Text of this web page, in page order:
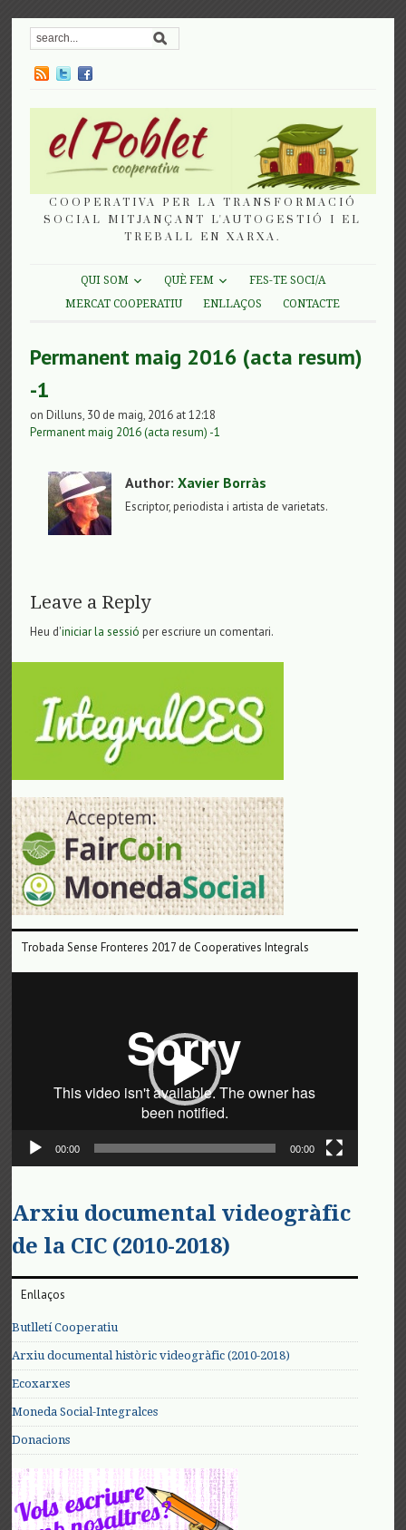
COOPERATIVA PER LA TRANSFORMACIÓ
SOCIAL MITJANÇANT L'AUTOGESTIÓ I EL
TREBALL EN XARXA.
QUI SOM QUÈ FEM
FES-TE SOCI/A
MERCAT COOPERATIU
ENLLAÇOS CONTACTE
Permanent maig 2016 (acta resum)
-1
on Dilluns, 30 de maig, 2016 at 12:18
Permanent maig 2016 (acta resum) -1
Author:Xavier Borràs
Escriptor, periodista i artista de varietats.
Leave a Reply
Heu d'iniciar la sessió per escriure un comentari.
Trobada Sense Fronteres 2017 de Cooperatives Integrals
00:00 00:00
Arxiu documental videogràfic
de la CIC (2010-2018)
Enllaços
Butlletí Cooperatiu
Arxiu documental històric videogràfic (2010-2018)
Ecoxarxes
Moneda Social-Integralces
Donacions